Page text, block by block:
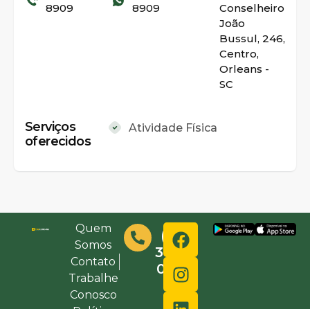
8909
8909
Conselheiro
João
Bussul, 246,
Centro,
Orleans -
SC
Serviços
oferecidos
Atividade Física
Quem
Somos
Contato
Trabalhe
Conosco
(48)
3632-
0000